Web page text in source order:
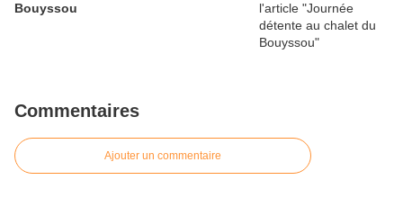
Bouyssou
Commentaires
Ajouter un commentaire